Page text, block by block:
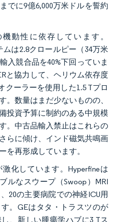
でに9億6,000万米ドルを誓約
動性に依存しています。
ムは2.8クロールピー（34万米
入競合品を40%下回っていま
と協力して、ヘリウム依存度
クーラーを使用した1.5 Tプロ
。数量はまだ少ないものの、
投資予算に制約のある中規模
。中古品輸入禁止はこれらの
らに傾け、インド磁気共鳴画
を再形成しています。
化しています。Hyperfineは
ルなスウープ（Swoop）MRI
20の主要病院での神経ICU用
。GEはタタ・トラスツのが
、新しい腫瘍学ハブに3 Tス